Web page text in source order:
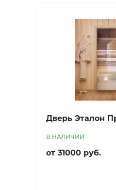
Дверь Эталон
В НАЛИЧИИ
от 31000 руб.